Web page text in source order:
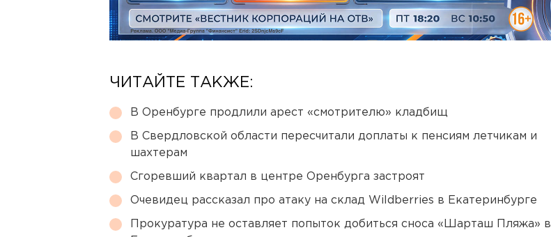
ЧИТАЙТЕ ТАКЖЕ:
В Оренбурге продлили арест «смотрителю» кладбищ
В Свердловской области пересчитали доплаты к пенсиям летчикам и
шахтерам
Сгоревший квартал в центре Оренбурга застроят
Очевидец рассказал про атаку на склад Wildberries в Екатеринбурге
Прокуратура не оставляет попыток добиться сноса «Шарташ Пляжа» в